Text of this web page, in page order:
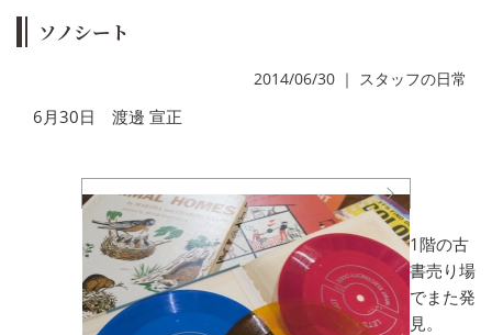
ソノシート
2014/06/30 ｜ スタッフの日常
6月30日 渡邊 宣正
1階の古
書売り場
でまた発
見。